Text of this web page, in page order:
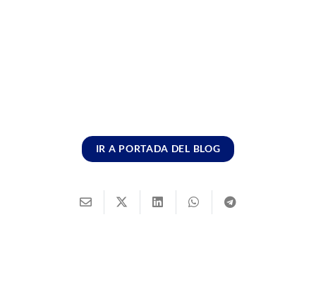
IR A PORTADA DEL BLOG